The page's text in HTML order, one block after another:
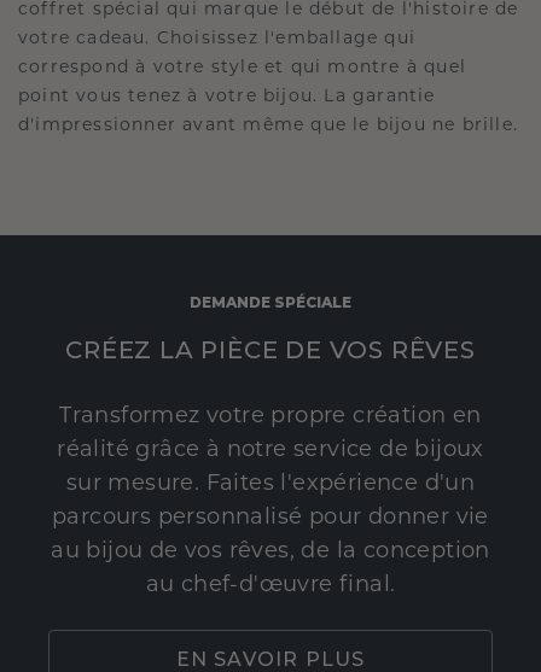
coffret spécial qui marque le début de l'histoire de
votre cadeau. Choisissez l'emballage qui
correspond à votre style et qui montre à quel
point vous tenez à votre bijou. La garantie
d'impressionner avant même que le bijou ne brille.
DEMANDE SPÉCIALE
CRÉEZ LA PIÈCE DE VOS RÊVES
Transformez votre propre création en
réalité grâce à notre service de bijoux
sur mesure. Faites l'expérience d'un
parcours personnalisé pour donner vie
au bijou de vos rêves, de la conception
au chef-d'œuvre final.
EN SAVOIR PLUS